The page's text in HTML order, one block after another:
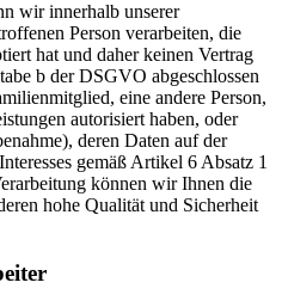
wir innerhalb unserer
Person verarbeiten, die
hat und daher keinen Vertrag
b der DSGVO abgeschlossen
eine andere Person,
autorisiert haben, oder
deren Daten auf der
gemäß Artikel 6 Absatz 1
können wir Ihnen die
hohe Qualität und Sicherheit